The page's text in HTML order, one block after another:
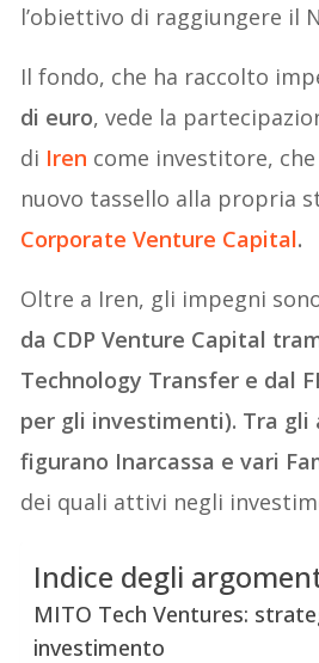
l’obiettivo di raggiungere il
Il fondo, che ha raccolto
di euro, vede la
di Iren come investitore,
nuovo tassello alla propria
Corporate Venture Capital.
Oltre a Iren, gli impegni
da CDP Venture Capital
Technology Transfer e dal
per gli investimenti). Tra
figurano Inarcassa e vari
dei quali attivi negli
Indice degli
MITO Tech Ventures:
investimento